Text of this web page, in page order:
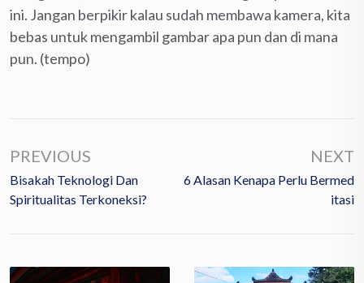
ini. Jangan berpikir kalau sudah membawa kamera, kita
bebas untuk mengambil gambar apa pun dan di mana
pun. (tempo)
PREVIOUS
Bisakah Teknologi Dan
Spiritualitas Terkoneksi?
NEXT
6 Alasan Kenapa Perlu Bermed
Itasi